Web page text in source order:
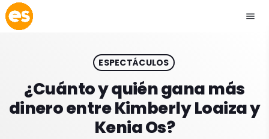
menu
EMISIÓN LA PAZ
play_arrow EMISIÓN COCHABAMBA
ESPECTÁCULOS
¿Cuánto y quién gana más
dinero entre Kimberly Loaiza y
Kenia Os?